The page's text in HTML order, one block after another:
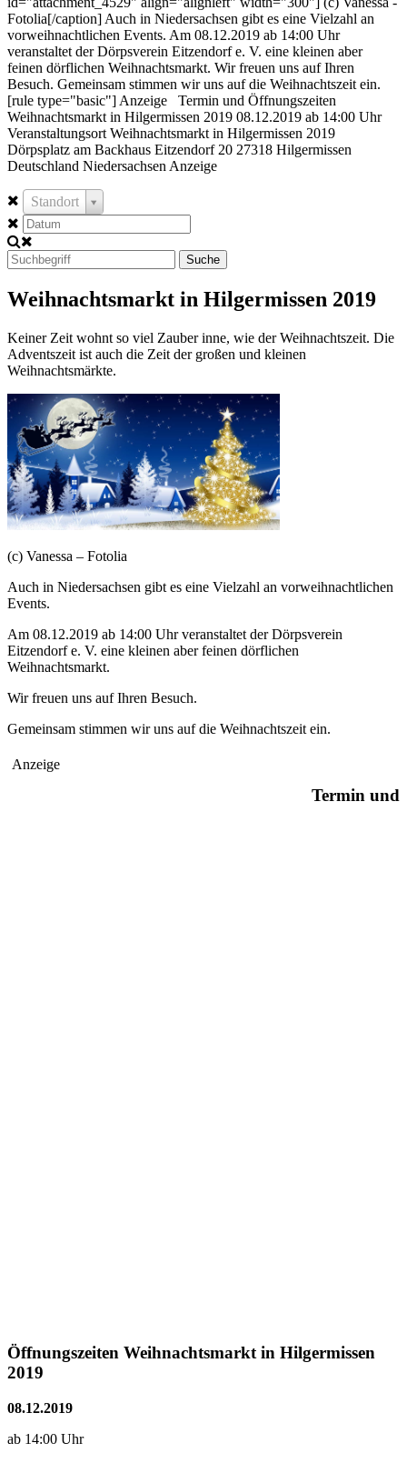
Fotolia[/caption] Auch in Niedersachsen gibt es eine Vielzahl an
vorweihnachtlichen Events. Am 08.12.2019 ab 14:00 Uhr
veranstaltet der Dörpsverein Eitzendorf e. V. eine kleinen aber
feinen dörflichen Weihnachtsmarkt. Wir freuen uns auf Ihren
Besuch. Gemeinsam stimmen wir uns auf die Weihnachtszeit ein.
[rule type="basic"] Anzeige Termin und Öffnungszeiten
Weihnachtsmarkt in Hilgermissen 2019 08.12.2019 ab 14:00 Uhr
Veranstaltungsort Weihnachtsmarkt in Hilgermissen 2019
Dörpsplatz am Backhaus Eitzendorf 20 27318 Hilgermissen
Deutschland Niedersachsen Anzeige
Standort
Suche
Weihnachtsmarkt in Hilgermissen 2019
Keiner Zeit wohnt so viel Zauber inne, wie der Weihnachtszeit. Die
Adventszeit ist auch die Zeit der großen und kleinen
Weihnachtsmärkte.
(c) Vanessa – Fotolia
Auch in Niedersachsen gibt es eine Vielzahl an vorweihnachtlichen
Events.
Am 08.12.2019 ab 14:00 Uhr veranstaltet der Dörpsverein
Eitzendorf e. V. eine kleinen aber feinen dörflichen
Weihnachtsmarkt.
Wir freuen uns auf Ihren Besuch.
Gemeinsam stimmen wir uns auf die Weihnachtszeit ein.
Anzeige
Termin und
Öffnungszeiten Weihnachtsmarkt in Hilgermissen
2019
08.12.2019
ab 14:00 Uhr